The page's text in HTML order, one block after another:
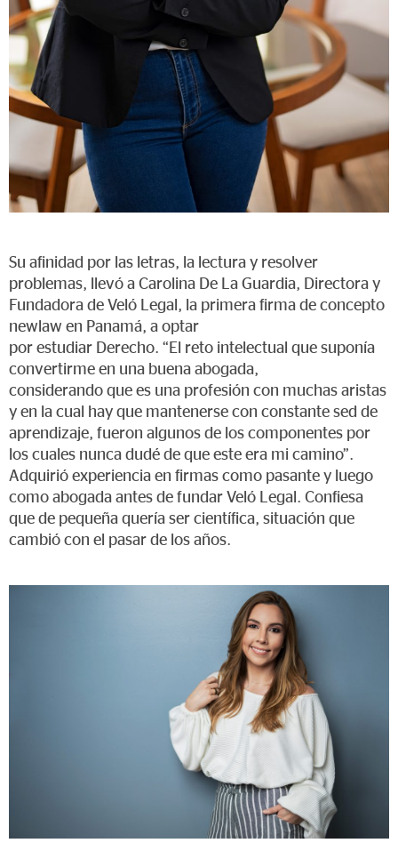
Su afinidad por las letras, la lectura y resolver
problemas, llevó a Carolina De La Guardia, Directora y
Fundadora de Veló Legal, la primera firma de concepto
newlaw en Panamá, a optar
por estudiar Derecho. “El reto intelectual que suponía
convertirme en una buena abogada,
considerando que es una profesión con muchas aristas
y en la cual hay que mantenerse con constante sed de
aprendizaje, fueron algunos de los componentes por
los cuales nunca dudé de que este era mi camino”.
Adquirió experiencia en firmas como pasante y luego
como abogada antes de fundar Veló Legal. Confiesa
que de pequeña quería ser científica, situación que
cambió con el pasar de los años.